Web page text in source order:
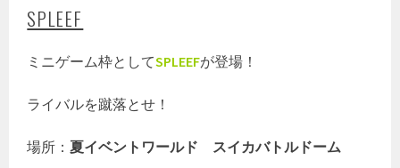
SPLEEF
ミニゲーム枠としてSPLEEFが登場！
ライバルを蹴落とせ！
場所：夏イベントワールド スイカバトルドーム